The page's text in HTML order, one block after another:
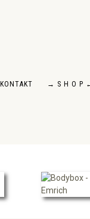
KONTAKT → S H O P